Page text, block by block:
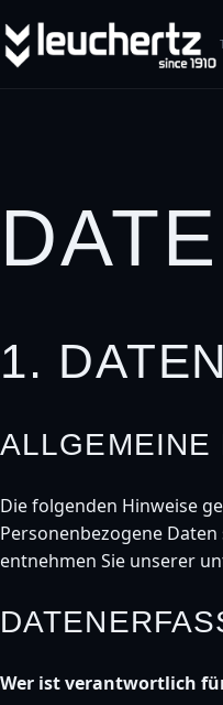
1.
ALLGEMEINE
Die folgenden Hinweise
Personenbezogene
entnehmen Sie unserer
Wer ist verantwortlich